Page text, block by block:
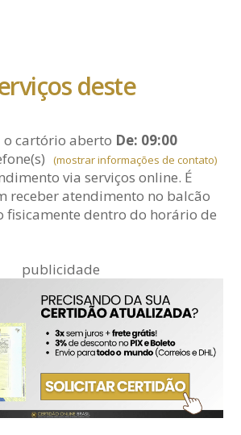
deste
o cartório aberto De: 09:00
(mostrar informações de contato)
via serviços online. É
receber atendimento no balcão
fisicamente dentro do horário de
publicidade